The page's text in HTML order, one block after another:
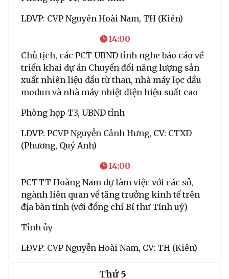
LĐVP: CVP Nguyên Hoài Nam, TH (Kiên)
14:00
Chủ tịch, các PCT UBND tỉnh nghe báo cáo về
triển khai dự án Chuyển đổi năng lượng sản
xuất nhiên liệu dầu từ than, nhà máy lọc dầu
modun và nhà máy nhiệt điện hiệu suất cao
Phòng họp T3, UBND tỉnh
LĐVP: PCVP Nguyễn Cảnh Hưng, CV: CTXD
(Phương, Quý Anh)
14:00
PCTTT Hoàng Nam dự làm việc với các sở,
ngành liên quan về tăng trưởng kinh tế trên
địa bàn tỉnh (với đồng chí Bí thư Tỉnh uỷ)
Tỉnh ủy
LĐVP: CVP Nguyễn Hoài Nam, CV: TH (Kiên)
Thứ 5